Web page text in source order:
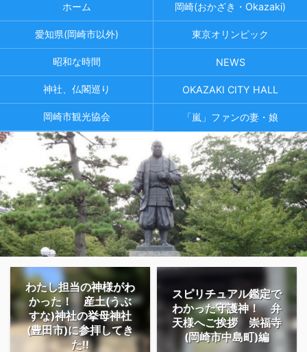
ホーム 岡崎(おかざき・Okazaki)
愛知県(岡崎市以外) 東京オリンピック
昭和な時間 NEWS
神社、仏閣巡り OKAZAKI CITY HALL
岡崎市観光協会 「嵐」ファンの妻・娘
わたし担当の神様がわ
かった！ 産土(うぶ
すな)神社の挙母神社
(豊田市)に参拝してき
た!!
スピリチュアル鑑定で
わかった守護神！ 弁
天様へご挨拶 崇福寺
(岡崎市中島町)編